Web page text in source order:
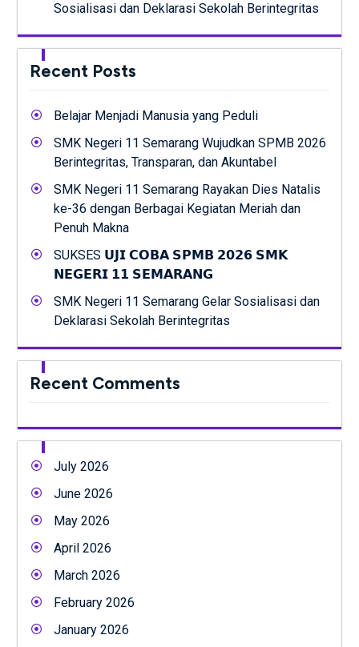
Sosialisasi dan Deklarasi Sekolah Berintegritas
Recent Posts
Belajar Menjadi Manusia yang Peduli
SMK Negeri 11 Semarang Wujudkan SPMB 2026
Berintegritas, Transparan, dan Akuntabel
SMK Negeri 11 Semarang Rayakan Dies Natalis
ke-36 dengan Berbagai Kegiatan Meriah dan
Penuh Makna
SUKSES 𝗨𝗝𝗜 𝗖𝗢𝗕𝗔 𝗦𝗣𝗠𝗕 𝟮𝟬𝟮𝟲 𝗦𝗠𝗞
𝗡𝗘𝗚𝗘𝗥𝗜 𝟭𝟭 𝗦𝗘𝗠𝗔𝗥𝗔𝗡𝗚
SMK Negeri 11 Semarang Gelar Sosialisasi dan
Deklarasi Sekolah Berintegritas
Recent Comments
July 2026
June 2026
May 2026
April 2026
March 2026
February 2026
January 2026